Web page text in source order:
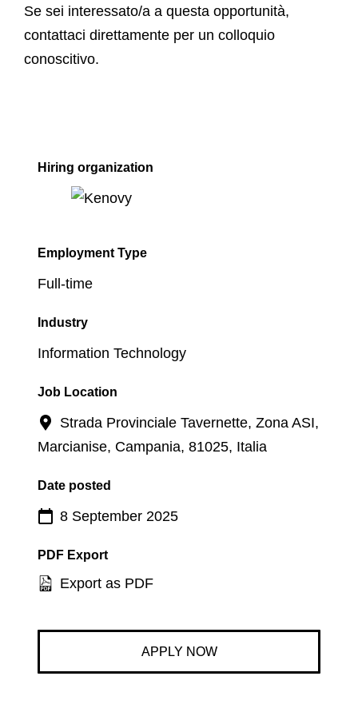
Se sei interessato/a a questa opportunità,
contattaci direttamente per un colloquio
conoscitivo.
Hiring organization
Employment Type
Full-time
Industry
Information Technology
Job Location
Strada Provinciale Tavernette, Zona ASI,
Marcianise, Campania, 81025, Italia
Date posted
8 September 2025
PDF Export
Export as PDF
APPLY NOW